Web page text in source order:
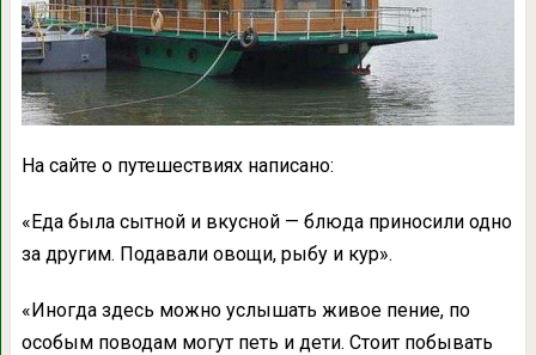
На сайте о путешествиях написано:
«Еда была сытной и вкусной — блюда приносили одно
за другим. Подавали овощи, рыбу и кур».
«Иногда здесь можно услышать живое пение, по
особым поводам могут петь и дети. Стоит побывать